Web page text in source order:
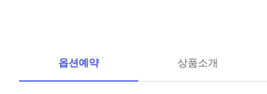
옵션예약 상품소개